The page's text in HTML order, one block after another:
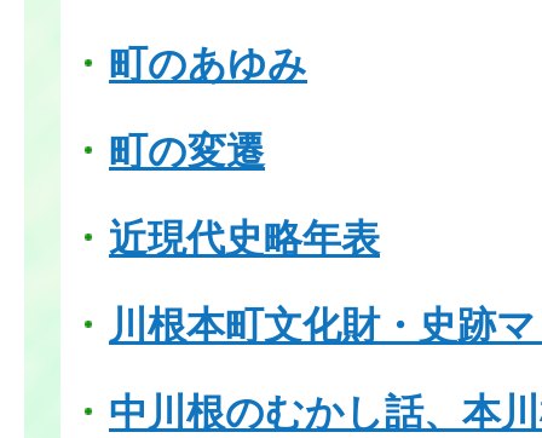
町のあゆみ
町の変遷
近現代史略年表
川根本町文化財・史跡
中川根のむかし話、本